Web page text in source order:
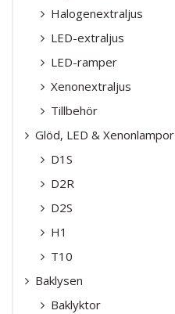
Halogenextraljus
LED-extraljus
LED-ramper
Xenonextraljus
Tillbehör
Glöd, LED & Xenonlampor
D1S
D2R
D2S
H1
T10
Baklysen
Baklyktor